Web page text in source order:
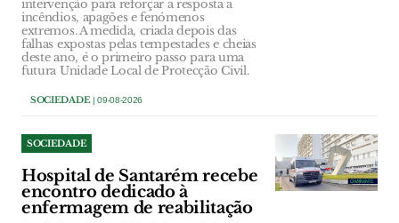
intervenção para reforçar a resposta a
incêndios, apagões e fenómenos
extremos. A medida, criada depois das
falhas expostas pelas tempestades e cheias
deste ano, é o primeiro passo para uma
futura Unidade Local de Protecção Civil.
SOCIEDADE| 09-08-2026
SOCIEDADE
Hospital de Santarém recebe
encontro dedicado à
enfermagem de reabilitação